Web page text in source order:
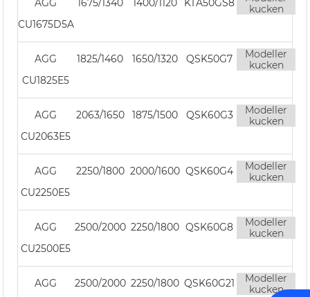
AGG
CU1675D5A
1675/1340 1400/1120 KTA50GS8
kucken
AGG
CU1825E5
1825/1460 1650/1320 QSK50G7
Modeller
kucken
AGG
CU2063E5
2063/1650 1875/1500 QSK60G3
Modeller
kucken
AGG
CU2250E5
2250/1800 2000/1600 QSK60G4
Modeller
kucken
AGG
CU2500E5
2500/2000 2250/1800 QSK60G8
Modeller
kucken
AGG
2500/2000 2250/1800 QSK60G21
Modeller
kucken